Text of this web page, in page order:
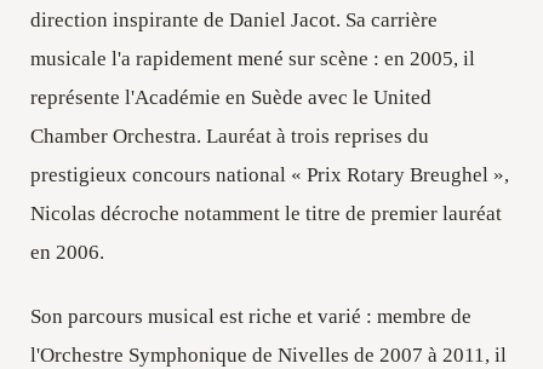
direction inspirante de Daniel Jacot. Sa carrière
musicale l'a rapidement mené sur scène : en 2005, il
représente l'Académie en Suède avec le United
Chamber Orchestra. Lauréat à trois reprises du
prestigieux concours national « Prix Rotary Breughel »,
Nicolas décroche notamment le titre de premier lauréat
en 2006.
Son parcours musical est riche et varié : membre de
l'Orchestre Symphonique de Nivelles de 2007 à 2011, il